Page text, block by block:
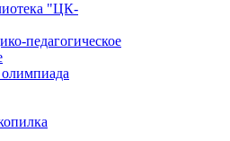
"ЦК-
педагогическое